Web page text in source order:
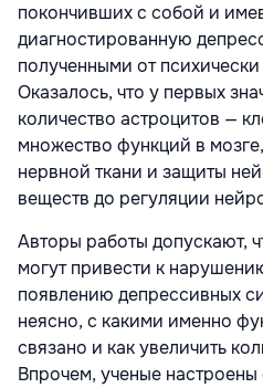
покончивших с собой и
диагностированную
полученными от
Оказалось, что у первых
количество астроцитов —
множество функций в
нервной ткани и защиты
веществ до регуляции
Авторы работы допускают,
могут привести к
появлению депрессивных
неясно, с какими именно
связано и как увеличить
Впрочем, ученые